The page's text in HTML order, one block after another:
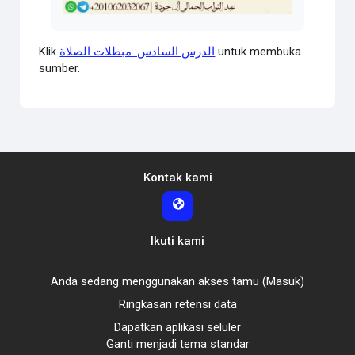
Klik الدرس السادس: مبطلات الصلاة untuk membuka
sumber.
Kontak kami
Ikuti kami
Anda sedang menggunakan akses tamu (Masuk)
Ringkasan retensi data
Dapatkan aplikasi seluler
Ganti menjadi tema standar